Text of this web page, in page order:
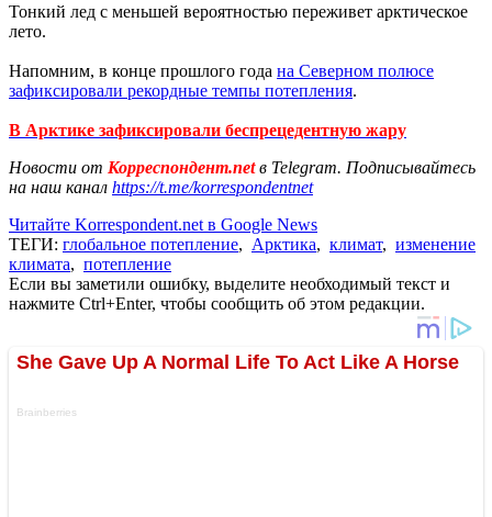
Тонкий лед с меньшей вероятностью переживет арктическое
лето.
Напомним, в конце прошлого года на Северном полюсе
зафиксировали рекордные темпы потепления.
В Арктике зафиксировали беспрецедентную жару
Новости от Корреспондент.netв Telegram. Подписывайтесь
на наш канал https://t.me/korrespondentnet
Читайте Korrespondent.net в Google News
ТЕГИ: глобальное потепление, Арктика, климат, изменение
климата, потепление
Если вы заметили ошибку, выделите необходимый текст и
нажмите Ctrl+Enter, чтобы сообщить об этом редакции.